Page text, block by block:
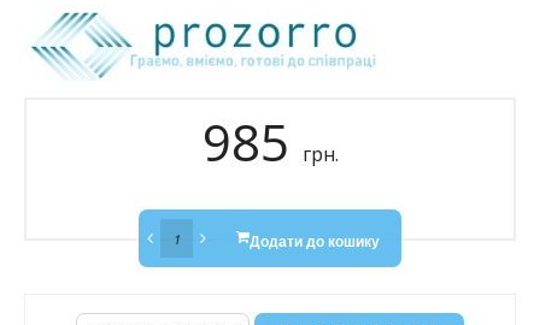
985 грн.
Додати до кошику